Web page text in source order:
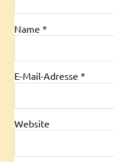
Name *
E-Mail-Adresse *
Website